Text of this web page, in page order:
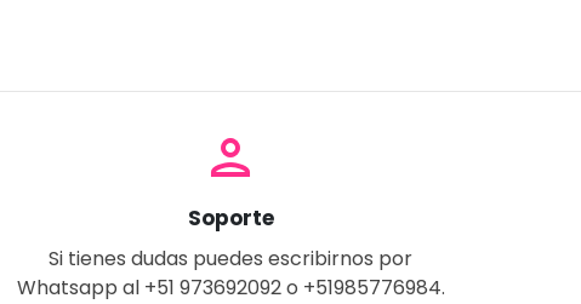
person
Soporte
Si tienes dudas puedes escribirnos por
Whatsapp al +51 973692092 o +51985776984.